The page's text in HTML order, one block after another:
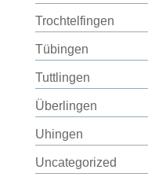
Trochtelfingen
Tübingen
Tuttlingen
Überlingen
Uhingen
Uncategorized